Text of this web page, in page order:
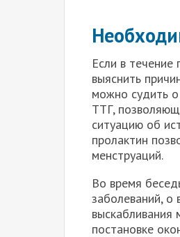
Если в
выяснить
можно судить о
ТТГ,
ситуацию об
пролактин
менструаций.
Во время
заболеваний, о
постановке